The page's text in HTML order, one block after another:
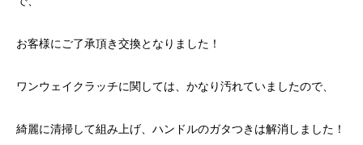
お客様にご了承頂き交換となりました！
ワンウェイクラッチに関しては、かなり汚れていましたので、
綺麗に清掃して組み上げ、ハンドルのガタつきは解消しました！